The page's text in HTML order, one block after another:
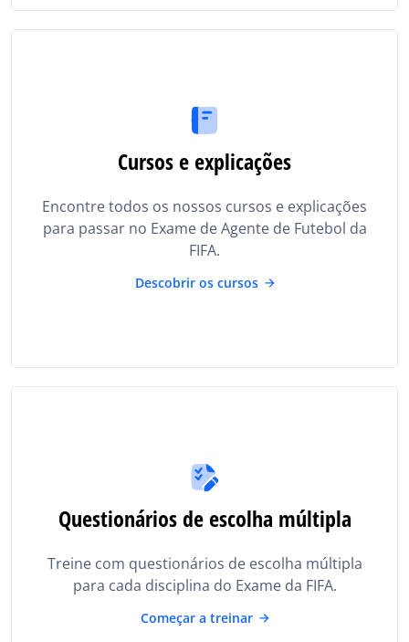
Cursos e explicações
Encontre todos os nossos cursos e explicações
para passar no Exame de Agente de Futebol da
FIFA.
Descobrir os cursos
Questionários de escolha múltipla
Treine com questionários de escolha múltipla
para cada disciplina do Exame da FIFA.
Começar a treinar